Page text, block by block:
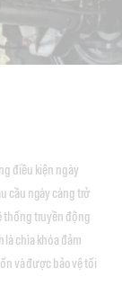
điều kiện ngày
cầu ngày càng trở
thống truyền động
chìa khóa đảm
và được bảo vệ tối